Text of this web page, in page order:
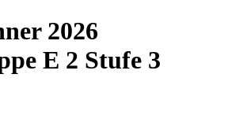
2026
E 2 Stufe 3